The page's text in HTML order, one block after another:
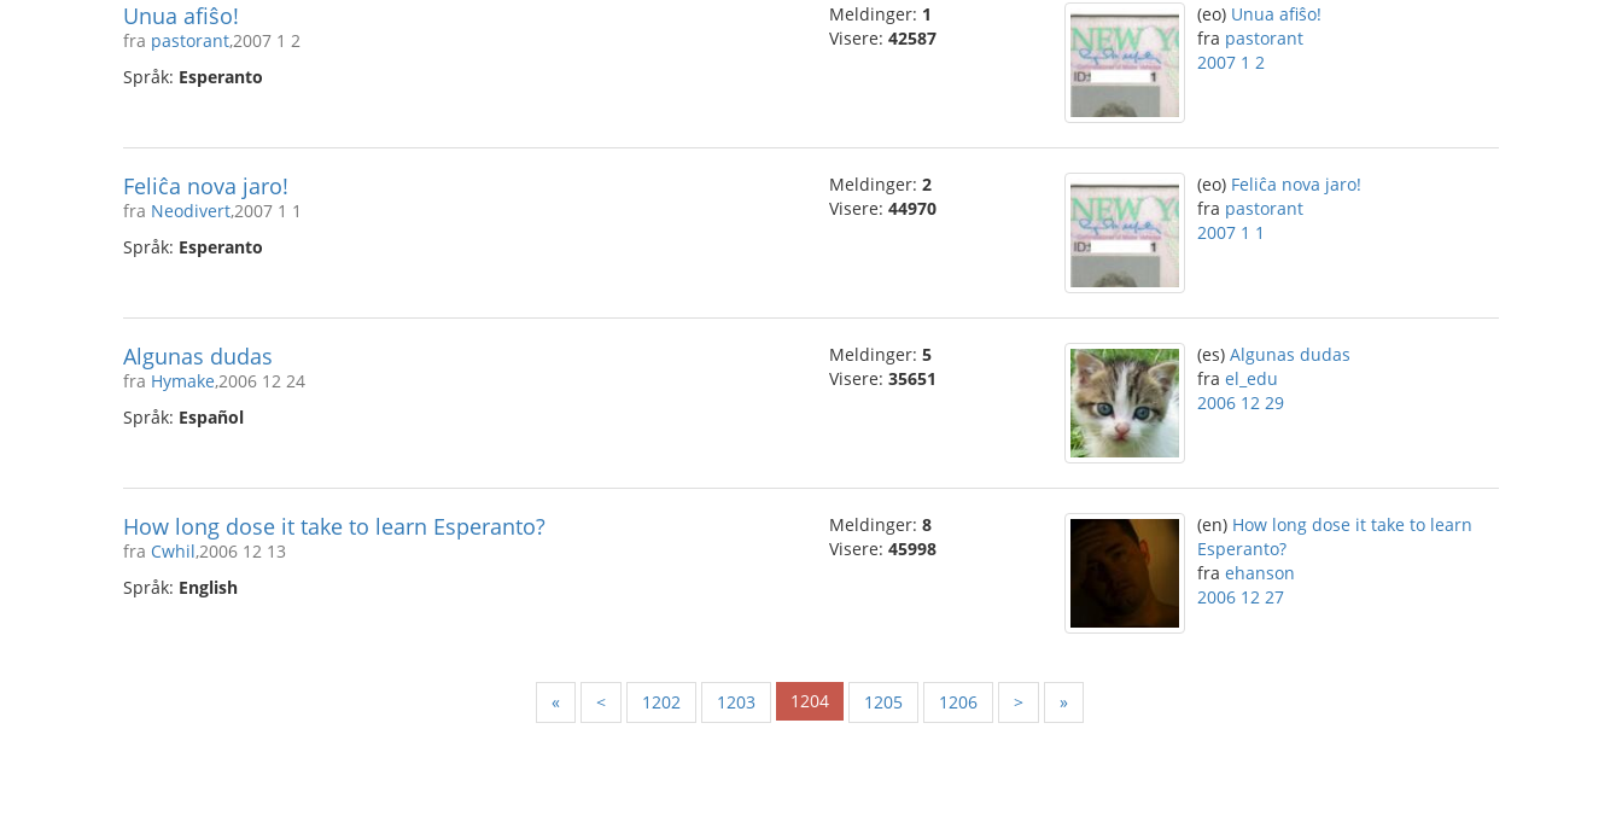
Unua afiŝo!
fra pastorant,2007 1 2
Språk: Esperanto
Meldinger: 1
Visere: 42587
(eo) Unua afiŝo!
fra pastorant
2007 1 2
Feliĉa nova jaro!
fra Neodivert,2007 1 1
Språk: Esperanto
Meldinger: 2
Visere: 44970
(eo) Feliĉa nova jaro!
fra pastorant
2007 1 1
Algunas dudas
fra Hymake,2006 12 24
Språk: Español
Meldinger: 5
Visere: 35651
(es) Algunas dudas
fra el_edu
2006 12 29
How long dose it take to learn Esperanto?
fra Cwhil,2006 12 13
Språk: English
Meldinger: 8
Visere: 45998
(en) How long dose it take to learn
Esperanto?
fra ehanson
2006 12 27
« < 1202 1203 1204 1205 1206 > »